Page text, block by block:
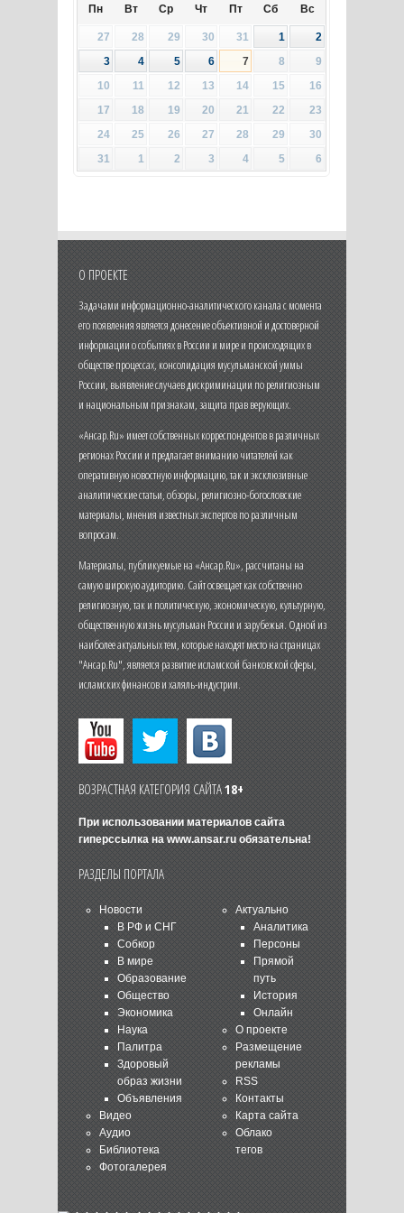
Пн Вт Ср Чт Пт Сб Вс
27 28 29 30 31 1
2
3
4 5 6 7 8
9
10
11 12 13 14 15
16
17
18 19 20 21 22
23
24
25 26 27 28 29
30
31
1 2 3 4 5 6
О ПРОЕКТЕ
Задачами информационно-аналитического канала с момента
его появления является донесение объективной и достоверной
информации о событиях в России и мире и происходящих в
обществе процессах, консолидация мусульманской уммы
России, выявление случаев дискриминации по религиозным
и национальным признакам, защита прав верующих.
«Ансар.Ru» имеет собственных корреспондентов в различных
регионах России и предлагает вниманию читателей как
оперативную новостную информацию, так и эксклюзивные
аналитические статьи, обзоры, религиозно-богословские
материалы, мнения известных экспертов по различным
вопросам.
Материалы, публикуемые на «Ансар.Ru», рассчитаны на
самую широкую аудиторию. Сайт освещает как собственно
религиозную, так и политическую, экономическую, культурную,
общественную жизнь мусульман России и зарубежья. Одной из
наиболее актуальных тем, которые находят место на страницах
"Ансар.Ru", является развитие исламской банковской сферы,
исламских финансов и халяль-индустрии.
ВОЗРАСТНАЯ КАТЕГОРИЯ САЙТА18+
При использовании материалов сайта
гиперссылка на www.ansar.ruобязательна!
РАЗДЕЛЫ ПОРТАЛА
Новости
В РФ и СНГ
Собкор
В мире
Образование
Общество
Экономика
Наука
Палитра
Здоровый
образ жизни
Объявления
Видео
Аудио
Библиотека
Фотогалерея
Актуально
Аналитика
Персоны
Прямой
путь
История
Онлайн
О проекте
Размещение
рекламы
RSS
Контакты
Карта сайта
Облако
тегов